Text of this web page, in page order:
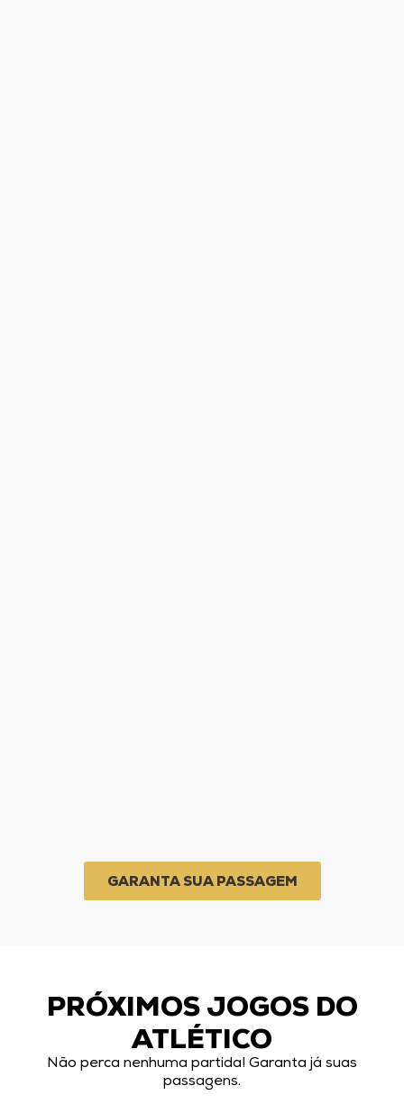
GARANTA SUA PASSAGEM
PRÓXIMOS JOGOS DO
ATLÉTICO
Não perca nenhuma partida! Garanta já suas
passagens.